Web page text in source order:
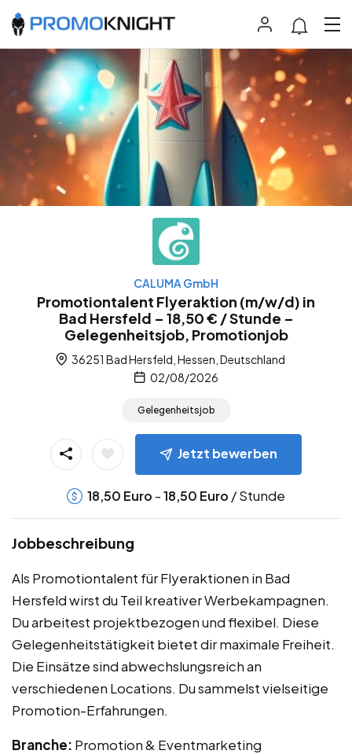
CALUMA GmbH
Promotiontalent Flyeraktion (m/w/d) in
Bad Hersfeld – 18,50 € / Stunde –
Gelegenheitsjob, Promotionjob
36251 Bad Hersfeld, Hessen, Deutschland
02/08/2026
Gelegenheitsjob
Jetzt bewerben
18,50 Euro -18,50 Euro / Stunde
Jobbeschreibung
Als Promotiontalent für Flyeraktionen in Bad
Hersfeld wirst du Teil kreativer Werbekampagnen.
Du arbeitest projektbezogen und flexibel. Diese
Gelegenheitstätigkeit bietet dir maximale Freiheit.
Die Einsätze sind abwechslungsreich an
verschiedenen Locations. Du sammelst vielseitige
Promotion-Erfahrungen.
Branche: Promotion & Eventmarketing